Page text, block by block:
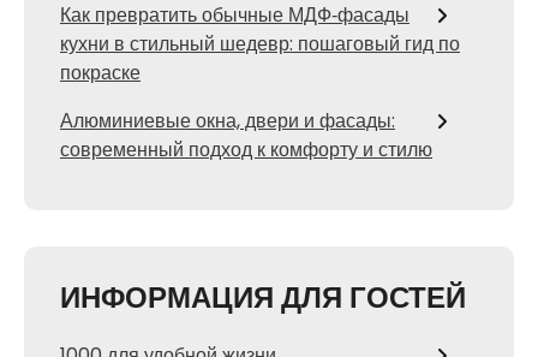
Как превратить обычные МДФ‑фасады
кухни в стильный шедевр: пошаговый гид по
покраске
Алюминиевые окна, двери и фасады:
современный подход к комфорту и стилю
ИНФОРМАЦИЯ ДЛЯ ГОСТЕЙ